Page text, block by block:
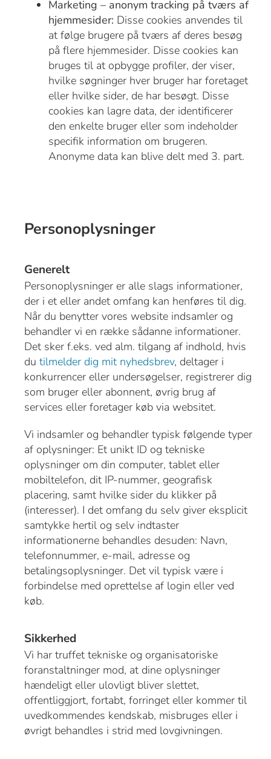
Marketing – anonym tracking på tværs af
hjemmesider: Disse cookies anvendes til
at følge brugere på tværs af deres besøg
på flere hjemmesider. Disse cookies kan
bruges til at opbygge profiler, der viser,
hvilke søgninger hver bruger har foretaget
eller hvilke sider, de har besøgt. Disse
cookies kan lagre data, der identificerer
den enkelte bruger eller som indeholder
specifik information om brugeren.
Anonyme data kan blive delt med 3. part.
Personoplysninger
Generelt
Personoplysninger er alle slags informationer,
der i et eller andet omfang kan henføres til dig.
Når du benytter vores website indsamler og
behandler vi en række sådanne informationer.
Det sker f.eks. ved alm. tilgang af indhold, hvis
du tilmelder dig mit nyhedsbrev, deltager i
konkurrencer eller undersøgelser, registrerer dig
som bruger eller abonnent, øvrig brug af
services eller foretager køb via websitet.
Vi indsamler og behandler typisk følgende typer
af oplysninger: Et unikt ID og tekniske
oplysninger om din computer, tablet eller
mobiltelefon, dit IP-nummer, geografisk
placering, samt hvilke sider du klikker på
(interesser). I det omfang du selv giver eksplicit
samtykke hertil og selv indtaster
informationerne behandles desuden: Navn,
telefonnummer, e-mail, adresse og
betalingsoplysninger. Det vil typisk være i
forbindelse med oprettelse af login eller ved
køb.
Sikkerhed
Vi har truffet tekniske og organisatoriske
foranstaltninger mod, at dine oplysninger
hændeligt eller ulovligt bliver slettet,
offentliggjort, fortabt, forringet eller kommer til
uvedkommendes kendskab, misbruges eller i
øvrigt behandles i strid med lovgivningen.